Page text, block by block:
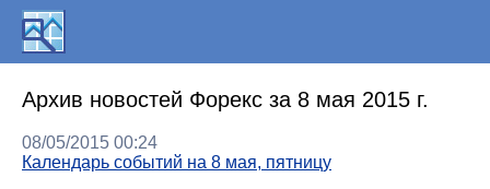
Архив новостей Форекс за 8 мая 2015 г.
08/05/2015 00:24
Календарь событий на 8 мая, пятницу